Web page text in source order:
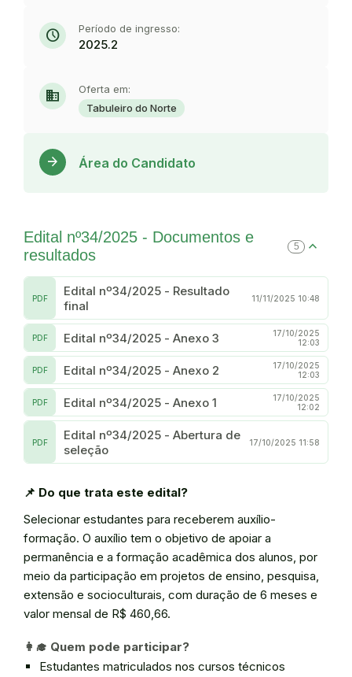
schedule Período de ingresso:
2025.2
domain
Oferta em:
Tabuleiro do Norte
arrow_forward Área do Candidato
Edital nº34/2025 - Documentos e
resultados
5
Edital nº34/2025 - Resultado
final
PDF 11/11/2025 10:48
Edital nº34/2025 - Anexo 3
PDF
17/10/2025
12:03
Edital nº34/2025 - Anexo 2
PDF
17/10/2025
12:03
Edital nº34/2025 - Anexo 1
PDF
17/10/2025
12:02
Edital nº34/2025 - Abertura de
seleção
PDF 17/10/2025 11:58
📌 Do que trata este edital?
Selecionar estudantes para receberem auxílio-
formação. O auxílio tem o objetivo de apoiar a
permanência e a formação acadêmica dos alunos, por
meio da participação em projetos de ensino, pesquisa,
extensão e socioculturais, com duração de 6 meses e
valor mensal de R$ 460,66.
👩‍🎓 Quem pode participar?
Estudantes matriculados nos cursos técnicos